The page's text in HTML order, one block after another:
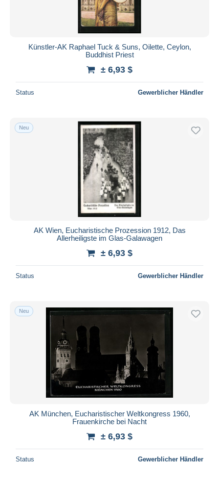
Künstler-AK Raphael Tuck & Suns, Oilette, Ceylon,
Buddhist Priest
± 6,93 $
Status Gewerblicher Händler
Neu
AK Wien, Eucharistische Prozession 1912, Das
Allerheiligste im Glas-Galawagen
± 6,93 $
Status Gewerblicher Händler
Neu
AK München, Eucharistischer Weltkongress 1960,
Frauenkirche bei Nacht
± 6,93 $
Status Gewerblicher Händler